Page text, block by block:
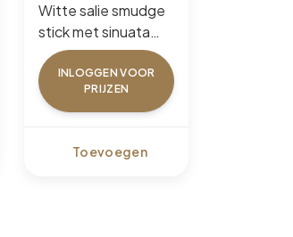
Witte salie smudge
stick met sinuata
blauw (5 stuks)
INLOGGEN VOOR
PRIJZEN
Toevoegen